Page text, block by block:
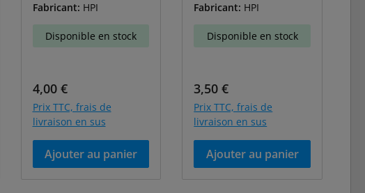
Fabricant: HPI
Disponible en stock
Prix régulier :
4,00 €
Prix TTC, frais de
livraison en sus
Ajouter au panier
Fabricant: HPI
Disponible en stock
Prix régulier :
3,50 €
Prix TTC, frais de
livraison en sus
Ajouter au panier